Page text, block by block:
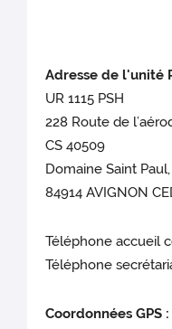
Adresse de l'unité
UR 1115 PSH
228 Route de
CS 40509
Domaine Saint
84914 AVIGNON
Téléphone accueil
Téléphone
Coordonnées GPS :